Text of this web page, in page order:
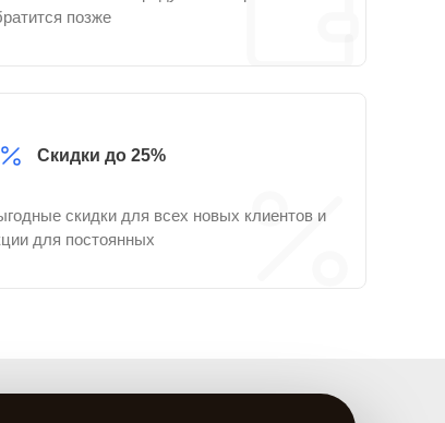
позже
Скидки до 25%
скидки для всех новых клиентов и
для постоянных